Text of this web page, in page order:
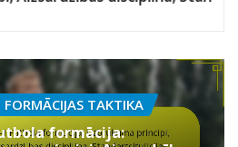
TAKTIKA
formācija: